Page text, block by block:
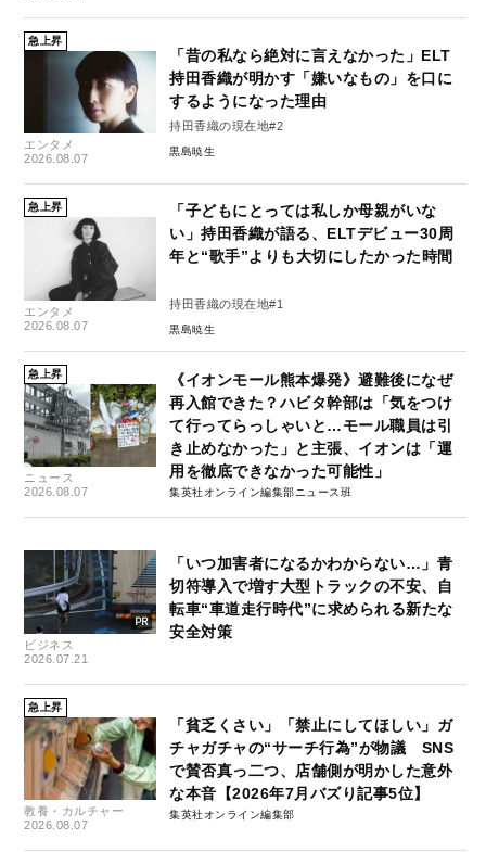
急上昇
エンタメ
2026.08.07
「昔の私なら絶対に言えなかった」ELT
持田香織が明かす「嫌いなもの」を口に
するようになった理由
持田香織の現在地#2
黒島暁生
急上昇
エンタメ
2026.08.07
「子どもにとっては私しか母親がいな
い」持田香織が語る、ELTデビュー30周
年と“歌手”よりも大切にしたかった時間
持田香織の現在地#1
黒島暁生
急上昇
ニュース
2026.08.07
《イオンモール熊本爆発》避難後になぜ
再入館できた？ハビタ幹部は「気をつけ
て行ってらっしゃいと…モール職員は引
き止めなかった」と主張、イオンは「運
用を徹底できなかった可能性」
集英社オンライン編集部ニュース班
ビジネス
2026.07.21
「いつ加害者になるかわからない…」青
切符導入で増す大型トラックの不安、自
転車“車道走行時代”に求められる新たな
安全対策
急上昇
教養・カルチャー
2026.08.07
「貧乏くさい」「禁止にしてほしい」ガ
チャガチャの“サーチ行為”が物議 SNS
で賛否真っ二つ、店舗側が明かした意外
な本音【2026年7月バズり記事5位】
集英社オンライン編集部